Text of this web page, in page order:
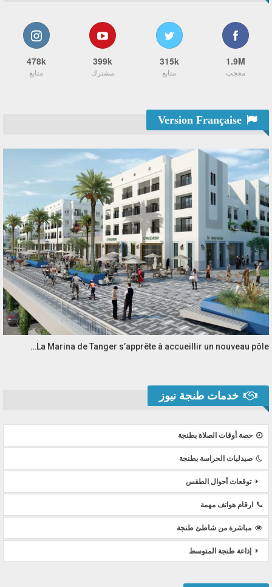
1.9M
معجب
315k
متابع
399k
مشترك
478k
متابع
La Marina de Tanger s’apprête à accueillir un nouveau pôle…
خدمات طنجة نيوز
حصة أوقات الصلاة بطنجة
صيدليات الحراسة بطنجة
توقعات أحوال الطقس
ارقام هواتف مهمة
مباشرة من شاطئ طنجة
إذاعة طنجة المتوسط